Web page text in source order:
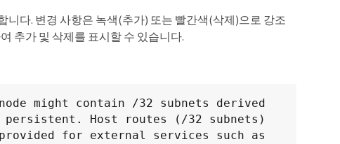
니다. 변경 사항은 녹색(추가) 또는 빨간색(삭제)으로 강조
추가 및 삭제를 표시할 수 있습니다.
might contain /32 subnets derived
Host routes (/32 subnets)
for external services such as